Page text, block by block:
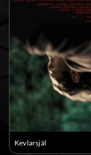
Kevlarsjäl